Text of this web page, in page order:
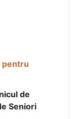
pentru
de
Seniori